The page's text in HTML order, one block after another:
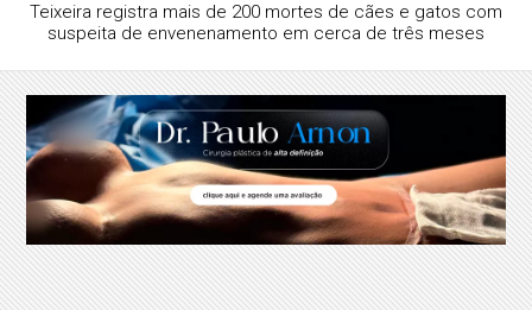
Teixeira registra mais de 200 mortes de cães e gatos com
suspeita de envenenamento em cerca de três meses